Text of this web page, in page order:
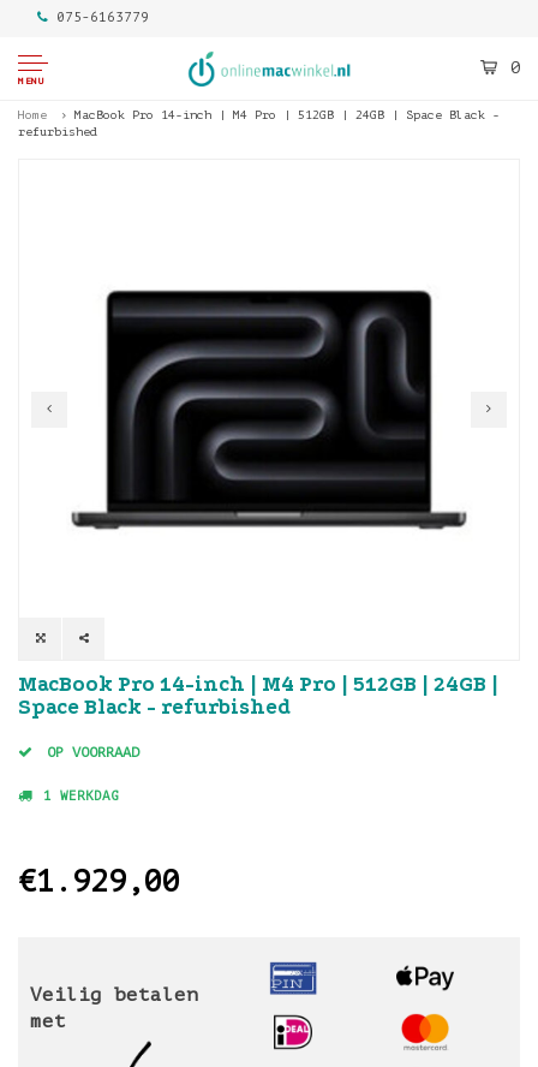
075-6163779
MENU
0
Home
MacBook Pro 14-inch | M4 Pro | 512GB | 24GB | Space Black -
refurbished
MacBook Pro 14-inch | M4 Pro | 512GB | 24GB |
Space Black - refurbished
OP VOORRAAD
1 WERKDAG
€1.929,00
Veilig betalen
met